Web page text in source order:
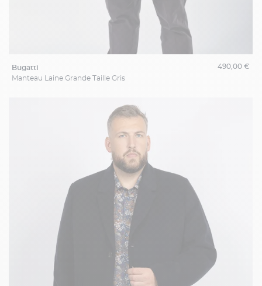
bugatti
Manteau Laine Grande Taille Gris
490,00 €